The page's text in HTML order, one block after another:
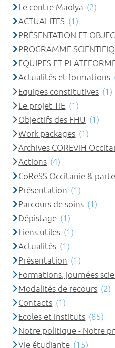
Le centre Maolya (2)
ACTUALITES (1)
PRÉSENTATION ET
PROGRAMME
EQUIPES ET
Actualités et formations
Equipes constitutives (1)
Le projet TIE (1)
Objectifs des FHU (1)
Work packages (1)
Archives COREVIH
Actions (4)
CoReSS Occitanie &
Présentation (1)
Parcours de soins (1)
Dépistage (1)
Liens utiles (1)
Actualités (1)
Présentation (1)
Formations, journées
Modalités de recours (2)
Contacts (1)
Ecoles et instituts (85)
Notre politique - Notre
Vie étudiante (15)